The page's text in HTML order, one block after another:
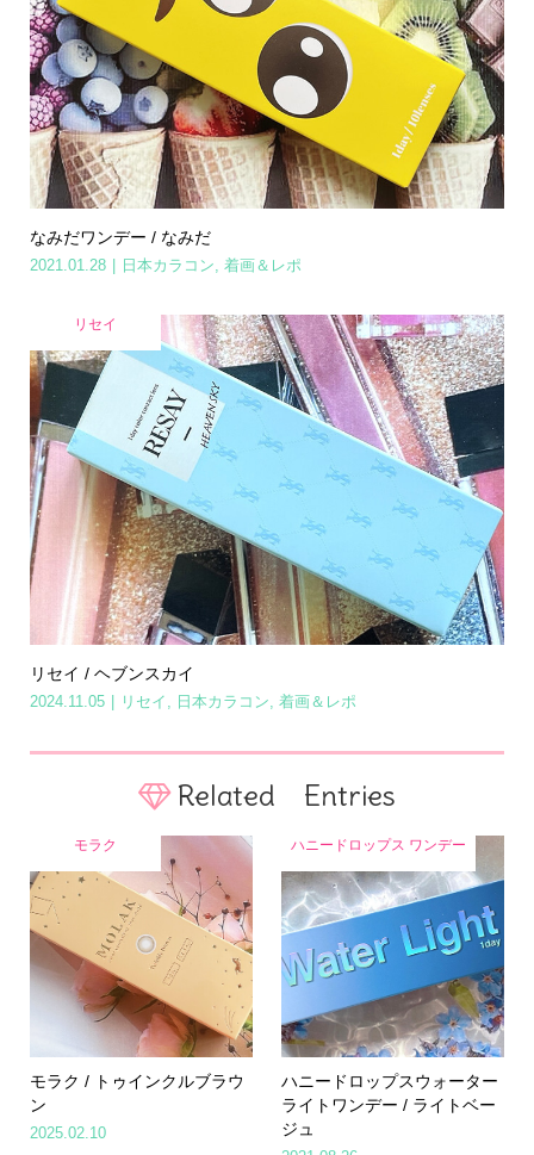
なみだワンデー / なみだ
2021.01.28 日本カラコン 着画＆レポ
リセイ
リセイ / ヘブンスカイ
2024.11.05 リセイ 日本カラコン 着画＆レポ
Related Entries
モラク
モラク / トゥインクルブラウ
ン
2025.02.10
ハニードロップス ワンデー
ハニードロップスウォーター
ライトワンデー / ライトベー
ジュ
Home Search